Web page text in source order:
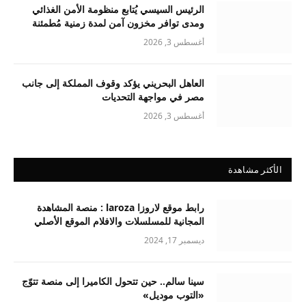
الرئيس السيسي يُتابع منظومة الأمن الغذائي
ومدى توافر مخزون آمن لمدة زمنية مُطمئنة
أغسطس 3, 2026
العاهل البحريني يؤكد وقوف المملكة إلى جانب
مصر في مواجهة التحديات
أغسطس 3, 2026
الأكثر مشاهدة
رابط موقع لاروزا laroza : منصة المشاهدة
المجانية للمسلسلات والافلام الموقع الأصلي
ديسمبر 17, 2024
سينا سالم.. حين تتحول الكاميرا إلى منصة تتوّج
«التوب موديل»